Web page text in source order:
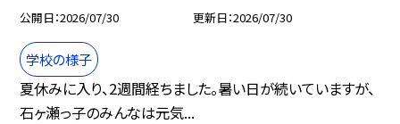
公開日 2026/07/30 更新日 2026/07/30
学校の様子
夏休みに入り、2週間経ちました。暑い日が続いていますが、
石ヶ瀬っ子のみんなは元気...